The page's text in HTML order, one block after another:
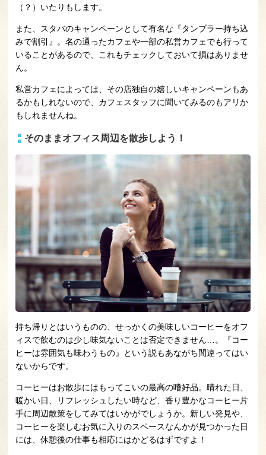
（？）いたりもします。
また、スタバのキャンペーンとして有名な『タンブラー持ち込
みで割引』。名の通ったカフェや一部の私営カフェでも行って
いることがあるので、これもチェックしておいて損はありませ
ん。
私営カフェによっては、その店独自の嬉しいキャンペーンもあ
るかもしれないので、カフェスタッフに聞いてみるのもアリか
もしれませんね。
そのままオフィス周辺を散歩しよう！
持ち帰りとはいうものの、せっかくの美味しいコーヒーをオフ
ィスで飲むのは少し味気ないことは否定できません…。『コー
ヒーは雰囲気も味わうもの』という説もあながち間違ってはい
ないからです。
コーヒーはお散歩にはもってこいの最高の嗜好品。晴れた日、
暖かい日、リフレッシュしたい時など、香り豊かなコーヒー片
手に周辺散策をしてみてはいかがでしょうか。新しい発見や、
コーヒーを楽しむお気に入りのスペースなんかが見つかった日
には、休憩後の仕事も相応にはかどるはずですよ！